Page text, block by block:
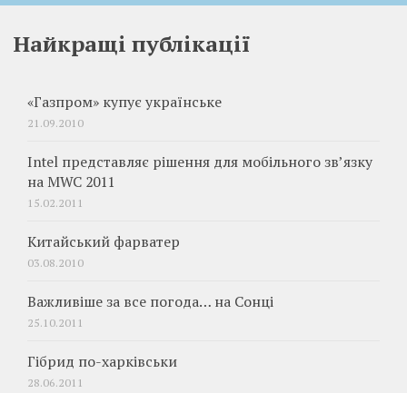
Найкращі публікації
«Газпром» купує українське
21.09.2010
Intel представляє рішення для мобільного зв’язку
на MWC 2011
15.02.2011
Китайський фарватер
03.08.2010
Важливіше за все погода… на Сонці
25.10.2011
Гібрид по-харківськи
28.06.2011